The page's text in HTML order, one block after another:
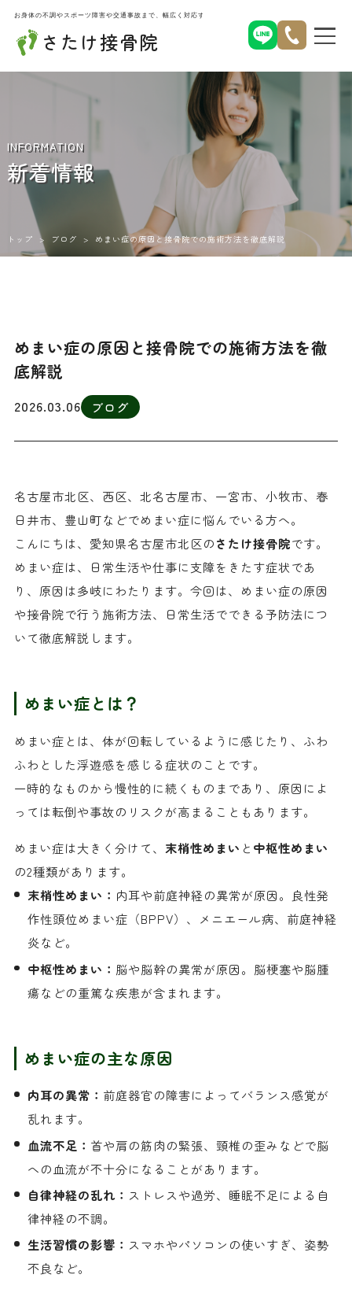
お身体の不調やスポーツ障害や交通事故まで、幅広く対応する名古屋市北区西味鋺のさたけ接骨院
さたけ接骨院
INFORMATION
新着情報
トップ > ブログ > めまい症の原因と接骨院での施術方法を徹底解説
めまい症の原因と接骨院での施術方法を徹
底解説
2026.03.06 ブログ
名古屋市北区、西区、北名古屋市、一宮市、小牧市、春
日井市、豊山町などでめまい症に悩んでいる方へ。
こんにちは、愛知県名古屋市北区のさたけ接骨院です。
めまい症は、日常生活や仕事に支障をきたす症状であ
り、原因は多岐にわたります。今回は、めまい症の原因
や接骨院で行う施術方法、日常生活でできる予防法につ
いて徹底解説します。
めまい症とは？
めまい症とは、体が回転しているように感じたり、ふわ
ふわとした浮遊感を感じる症状のことです。
一時的なものから慢性的に続くものまであり、原因によ
っては転倒や事故のリスクが高まることもあります。
めまい症は大きく分けて、 末梢性めまい と 中枢性めまい
の2種類があります。
末梢性めまい： 内耳や前庭神経の異常が原因。良性発
作性頭位めまい症（BPPV）、メニエール病、前庭神経
炎など。
中枢性めまい： 脳や脳幹の異常が原因。脳梗塞や脳腫
瘍などの重篤な疾患が含まれます。
めまい症の主な原因
内耳の異常： 前庭器官の障害によってバランス感覚が
乱れます。
血流不足： 首や肩の筋肉の緊張、頸椎の歪みなどで脳
への血流が不十分になることがあります。
自律神経の乱れ： ストレスや過労、睡眠不足による自
律神経の不調。
生活習慣の影響： スマホやパソコンの使いすぎ、姿勢
不良など。